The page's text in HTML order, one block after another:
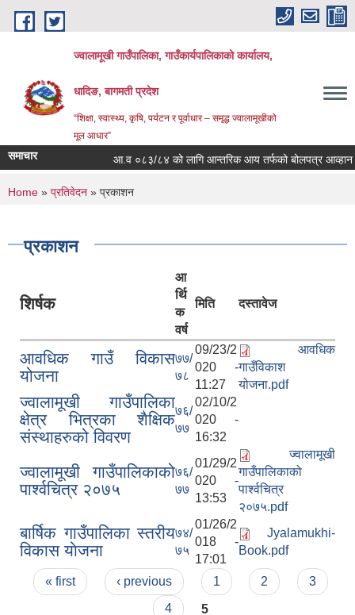
Skip to main content
ज्वालामूखी गाउँपालिका, गाउँकार्यपालिकाको कार्यालय,
धादिङ, बागमती प्रदेश
“शिक्षा, स्वास्थ्य, कृषि, पर्यटन र पूर्वाधार – समृद्ध ज्वालामूखीको
मूल आधार”
समाचार आ.व ०८३/८४ को लागि आन्तरिक आय तर्फको बोलपत्र आव्हान
You are here
Home » प्रतिवेदन » प्रकाशन
प्रकाशन
शिर्षक
आ
र्थि
क
वर्ष
मिति दस्तावेज
आवधिक गाउँ विकास
योजना
७७/
७८
09/23/2
020 -
11:27
आवधिक
गाउँविकाश
योजना.pdf
ज्वालामूखी गाउँपालिका
क्षेत्र भित्रका शैक्षिक
संस्थाहरुको विवरण
७६/
७७
02/10/2
020 -
16:32
ज्वालामूखी गाउँपालिकाको
पार्श्वचित्र २०७५
७६/
७७
01/29/2
020 -
13:53
ज्वालामूखी
गाउँपालिकाको
पार्श्वचित्र
२०७५.pdf
बार्षिक गाउँपालिका स्तरीय
विकास याेजना
७४/
७५
01/26/2
018 -
17:01
Jyalamukhi-
Book.pdf
Pages
« first ‹ previous 1 2
3
4
5